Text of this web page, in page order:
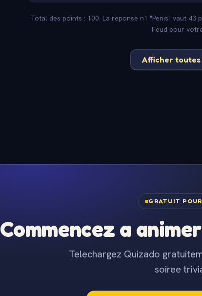
Total des points : 100. La reponse n1 "Penis" vaut 43
Feud pour
Afficher toutes
GRATUIT
Commencez a
Telechargez Quizado
soiree